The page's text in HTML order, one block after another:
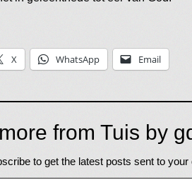
X WhatsApp Email
from Tuis by
to get the latest posts sent to your